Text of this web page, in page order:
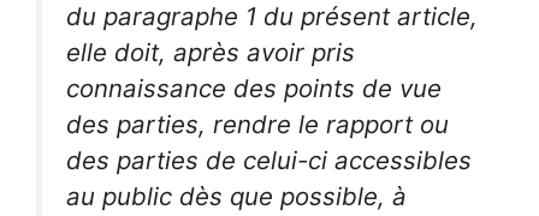
du paragraphe 1 du présent article,
elle doit, après avoir pris
connaissance des points de vue
des parties, rendre le rapport ou
des parties de celui-ci accessibles
au public dès que possible, à